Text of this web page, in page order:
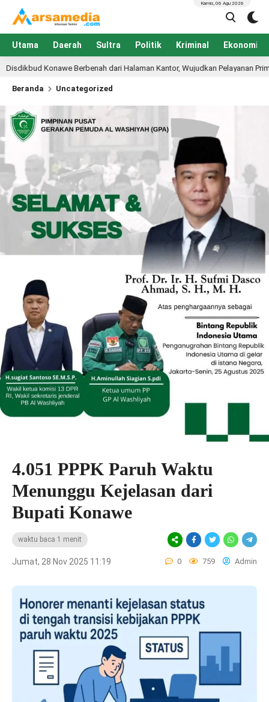
Utama Daerah Sultra Politik Kriminal Ekonomi
Kamis, 06 Agu 2026
dari Halaman Kantor, Wujudkan Pelayanan Prima dan Pendidikan
Beranda Uncategorized
4.051 PPPK Paruh Waktu
Menunggu Kejelasan dari
Bupati Konawe
waktu baca 1 menit
Jumat, 28 Nov 2025 11:19 0 759 Admin